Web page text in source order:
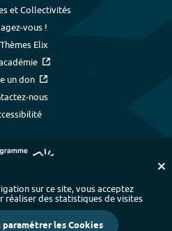
et Collectivités
vous !
Elix
un don
nous
Index alphabétique
-
- Paramétrer les cookies
sur ce site, vous acceptez
réaliser des statistiques de visites
paramétrer les Cookies